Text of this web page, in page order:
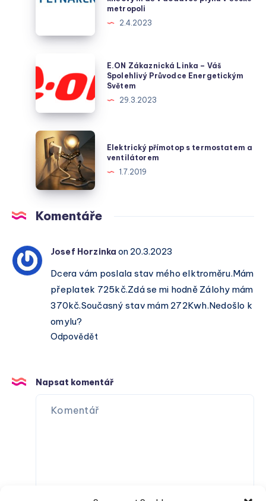
klíčový
dodávce
plynu
české
metropoli
metropoli
2.4.2023
Zákaznická
Linka
Váš
Spolehlivý
Průvodce
Energetickým
Světem
E.ON Zákaznická Linka – Váš
Spolehlivý Průvodce Energetickým
Světem
29.3.2023
Elektrický
přímotop
termostatem
ventilátorem
Elektrický přímotop s termostatem a
ventilátorem
1.7.2019
Komentáře
Josef Horzinka on 20.3.2023
Dcera vám poslala stav mého elktroměru.Mám
přeplatek 725kč.Zdá se mi hodně Zálohy mám
370kč.Současný stav mám 272Kwh.Nedošlo k
omylu?
Odpovědět
Napsat komentář